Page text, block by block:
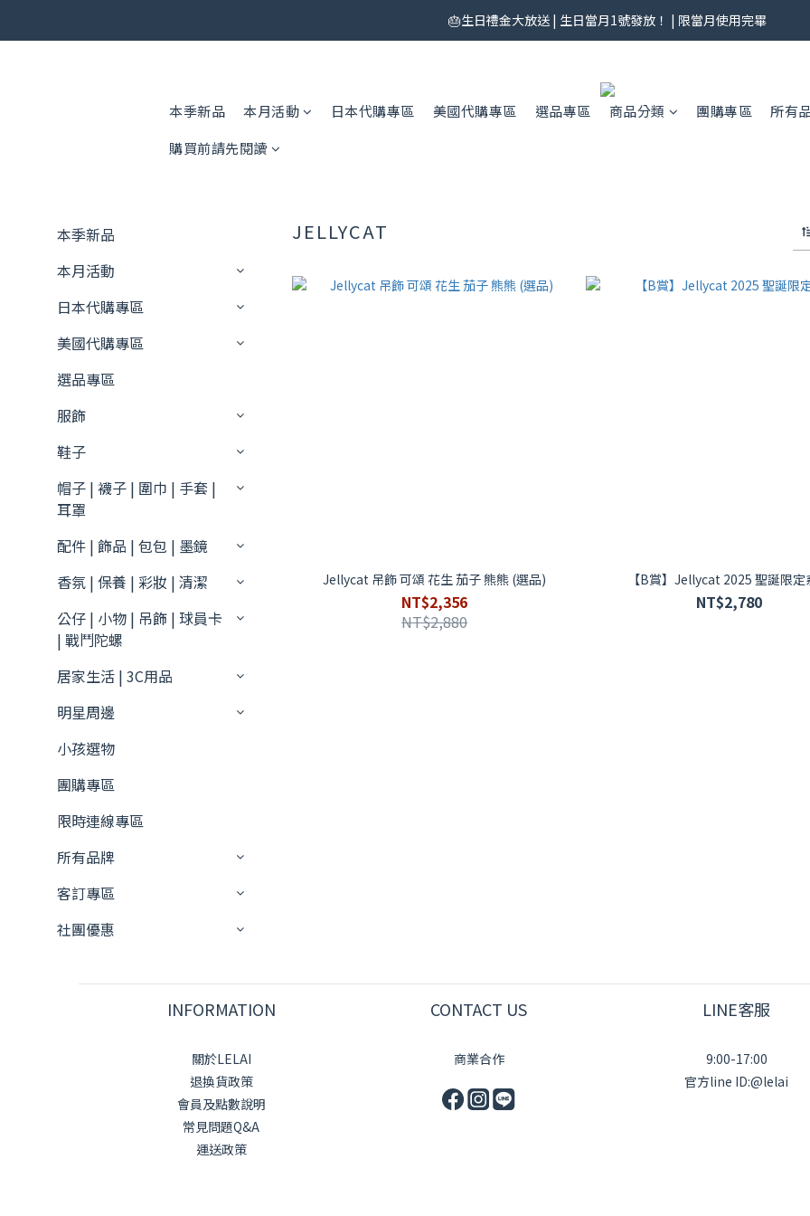
🎟️ 免運券來了！每月 25 號準時開搶｜$299／$999 各一張｜官網領券中心領，碼碼
🎂生日禮金大放送 | 生日當月1號發放！ | 限當月使用完畢
本季新品 本月活動 日本代購專區 美國代購專區 選品專區 商品分類 團購專區
所有
購買前請先閱讀
本季新品
本月活動
日本代購專區
美國代購專區
選品專區
服飾
鞋子
帽子 | 襪子 | 圍巾 | 手套 |
耳罩
配件 | 飾品 | 包包 | 墨鏡
香氛 | 保養 | 彩妝 | 清潔
公仔 | 小物 | 吊飾 | 球員卡
| 戰鬥陀螺
居家生活 | 3C用品
明星周邊
小孩選物
團購專區
限時連線專區
所有品牌
客訂專區
社團優惠
JELLYCAT
Jellycat 吊飾 可頌 花生 茄子 熊熊 (選品)
NT$2,356
NT$2,880
【B賞】Jellycat 2025 聖誕限定
NT$2,780
INFORMATION
關於LELAI
退換貨政策
會員及點數說明
常見問題Q&A
運送政策
CONTACT US
商業合作
LINE客服
9:00-17:00
官方line ID:@lelai